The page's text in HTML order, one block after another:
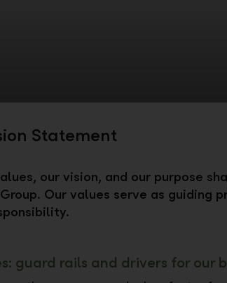
Statement
our vision, and our purpose
Our values serve as guiding
guard rails and drivers for our